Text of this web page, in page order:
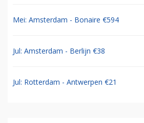
Mei: Amsterdam - Bonaire €594
Jul: Amsterdam - Berlijn €38
Jul: Rotterdam - Antwerpen €21